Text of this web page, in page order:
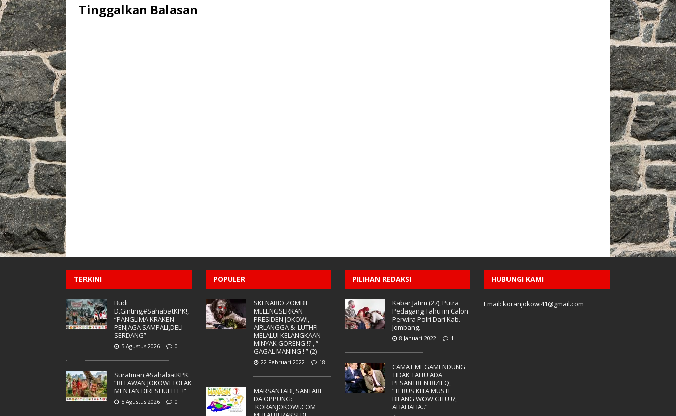
Tinggalkan Balasan
TERKINI
Budi
D.Ginting,#SahabatKPK!,
“PANGLIMA KRAKEN
PENJAGA SAMPALI,DELI
SERDANG”
5 Agustus 2026 0
Suratman,#SahabatKPK:
“RELAWAN JOKOWI TOLAK
MENTAN DIRESHUFFLE !”
5 Agustus 2026 0
POPULER
SKENARIO ZOMBIE
MELENGSERKAN
PRESIDEN JOKOWI,
AIRLANGGA & LUTHFI
MELALUI KELANGKAAN
MINYAK GORENG !? , “
GAGAL MANING ! ” (2)
22 Februari 2022 18
MARSANTABI, SANTABI
DA OPPUNG:
KORANJOKOWI.COM
PILIHAN REDAKSI
Kabar Jatim (27), Putra
Pedagang Tahu ini Calon
Perwira Polri Dari Kab.
Jombang.
8 Januari 2022 1
CAMAT MEGAMENDUNG
TIDAK TAHU ADA
PESANTREN RIZIEQ,
“TERUS KITA MUSTI
BILANG WOW GITU !?,
AHAHAHA..”
HUBUNGI KAMI
Email: koranjokowi41@gmail.com